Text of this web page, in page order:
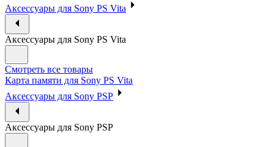
Аксессуары для Sony PS Vita
Аксессуары для Sony PS Vita
Смотреть все товары
Карта памяти для Sony PS Vita
Аксессуары для Sony PSP
Аксессуары для Sony PSP